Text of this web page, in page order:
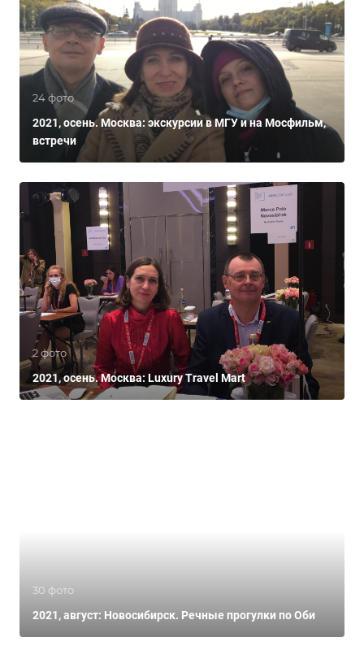
24 фото
2021, осень. Москва: экскурсии в МГУ и на Мосфильм,
встречи
2 фото
2021, осень. Москва: Luxury Travel Mart
30 фото
2021, август: Новосибирск. Речные прогулки по Оби